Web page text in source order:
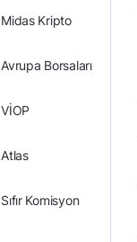
Midas Kripto
Avrupa Borsaları
VİOP
Atlas
Sıfır Komisyon